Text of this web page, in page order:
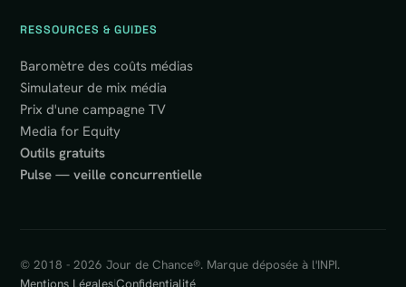
RESSOURCES & GUIDES
Baromètre des coûts médias
Simulateur de mix média
Prix d'une campagne TV
Media for Equity
Outils gratuits
Pulse — veille concurrentielle
© 2018 - 2026 Jour de Chance®. Marque déposée à l'INPI.
Mentions Légales|Confidentialité